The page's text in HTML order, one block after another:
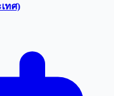
ทศ)